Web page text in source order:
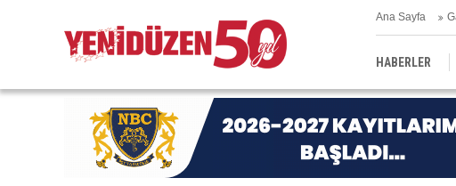
Ana Sayfa
HABERLER
EĞİTİM